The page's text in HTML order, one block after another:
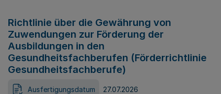
Richtlinie über die Gewährung von
Zuwendungen zur Förderung der
Ausbildungen in den
Gesundheitsfachberufen (Förderrichtlinie
Gesundheitsfachberufe)
Ausfertigungsdatum 27.07.2026